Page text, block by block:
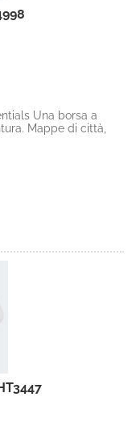
Una borsa a
Mappe di città,